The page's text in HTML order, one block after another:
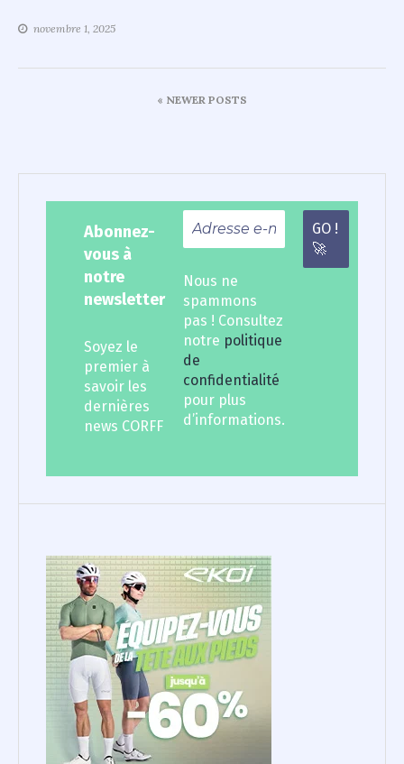
novembre 1, 2025
Navigation
« NEWER POSTS
Abonnez-
vous à
notre
newsletter
Soyez le
premier à
savoir les
dernières
news CORFF
Nous ne
spammons
pas ! Consultez
notre politique
de
confidentialité
pour plus
d’informations.